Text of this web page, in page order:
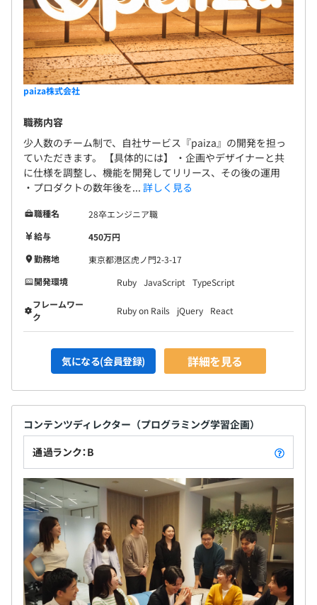
paiza株式会社
職務内容
少人数のチーム制で、自社サービス『paiza』の開発を担っ
ていただきます。 【具体的には】 ・企画やデザイナーと共
に仕様を調整し、機能を開発してリリース、その後の運用
・プロダクトの数年後を... 詳しく見る
職種名
28卒エンジニア職
給与
450万円
勤務地
東京都港区虎ノ門2-3-17
開発環境
Ruby JavaScript
TypeScript
フレームワー
ク
Ruby on Rails jQuery React
気になる(会員登録) 詳細を見る
コンテンツディレクター（プログラミング学習企画）
通過ランク：B